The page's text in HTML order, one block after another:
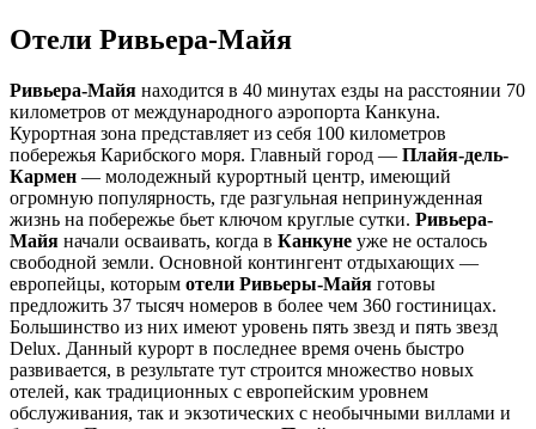
Отели Ривьера-Майя
Ривьера-Майя находится в 40 минутах езды на расстоянии 70
километров от международного аэропорта Канкуна.
Курортная зона представляет из себя 100 километров
побережья Карибского моря. Главный город — Плайя-дель-
Кармен — молодежный курортный центр, имеющий
огромную популярность, где разгульная непринужденная
жизнь на побережье бьет ключом круглые сутки. Ривьера-
Майя начали осваивать, когда в Канкуне уже не осталось
свободной земли. Основной контингент отдыхающих —
европейцы, которым отели Ривьеры-Майя готовы
предложить 37 тысяч номеров в более чем 360 гостиницах.
Большинство из них имеют уровень пять звезд и пять звезд
Delux. Данный курорт в последнее время очень быстро
развивается, в результате тут строится множество новых
отелей, как традиционных с европейским уровнем
обслуживания, так и экзотических с необычными виллами и